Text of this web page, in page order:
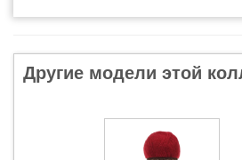
Другие модели этой